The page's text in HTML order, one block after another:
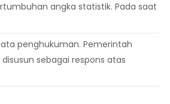
angka statistik. Pada saat
penghukuman. Pemerintah
disusun sebagai respons atas